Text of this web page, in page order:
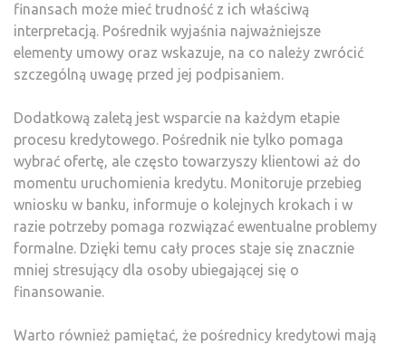
finansach może mieć trudność z ich właściwą
interpretacją. Pośrednik wyjaśnia najważniejsze
elementy umowy oraz wskazuje, na co należy zwrócić
szczególną uwagę przed jej podpisaniem.
Dodatkową zaletą jest wsparcie na każdym etapie
procesu kredytowego. Pośrednik nie tylko pomaga
wybrać ofertę, ale często towarzyszy klientowi aż do
momentu uruchomienia kredytu. Monitoruje przebieg
wniosku w banku, informuje o kolejnych krokach i w
razie potrzeby pomaga rozwiązać ewentualne problemy
formalne. Dzięki temu cały proces staje się znacznie
mniej stresujący dla osoby ubiegającej się o
finansowanie.
Warto również pamiętać, że pośrednicy kredytowi mają